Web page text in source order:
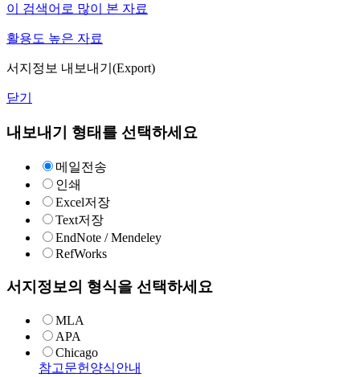
이 검색어로 많이 본 자료
활용도 높은 자료
서지정보 내보내기(Export)
닫기
내보내기 형태를 선택하세요
메일전송
인쇄
Excel저장
Text저장
EndNote / Mendeley
RefWorks
서지정보의 형식을 선택하세요
MLA
APA
Chicago
참고문헌양식안내